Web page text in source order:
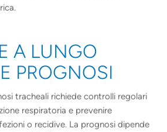
A LUNGO
PROGNOSI
tracheali richiede controlli regolari
respiratoria e prevenire
o recidive. La prognosi dipende